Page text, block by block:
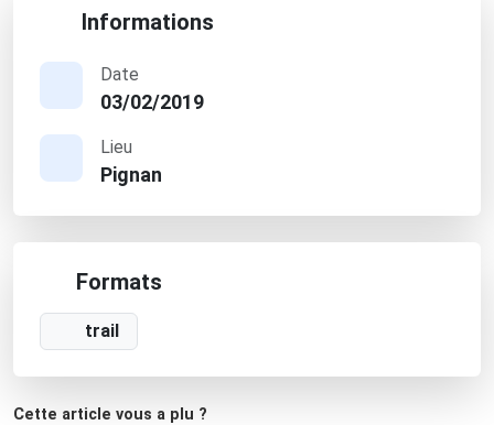
Informations
Date
03/02/2019
Lieu
Pignan
Formats
trail
Cette article vous a plu ?